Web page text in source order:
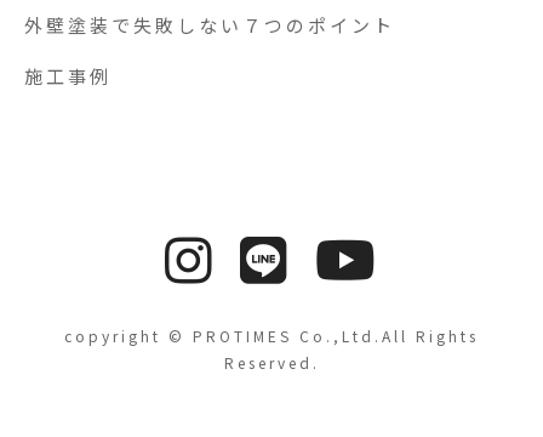
外壁塗装で失敗しない７つのポイント
施工事例
copyright © PROTIMES Co.,Ltd.All Rights
Reserved.